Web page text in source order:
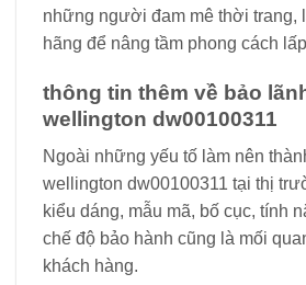
những người đam mê thời trang,
hãng để nâng tầm phong cách
thông tin thêm về bảo
wellington dw00100311
Ngoài những yếu tố làm nên
wellington dw00100311 tại thị
kiểu dáng, mẫu mã, bố cục, tính
chế độ bảo hành cũng là mối
khách hàng.